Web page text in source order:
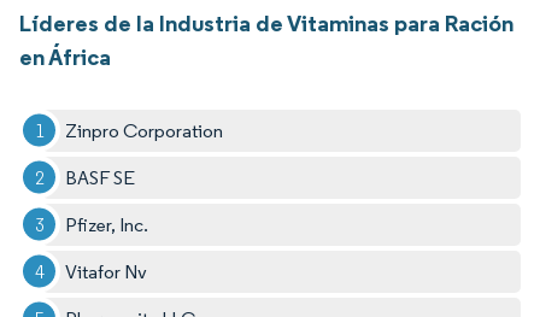
Líderes de la Industria de Vitaminas para Ración
en África
Zinpro Corporation
BASF SE
Pfizer, Inc.
Vitafor Nv